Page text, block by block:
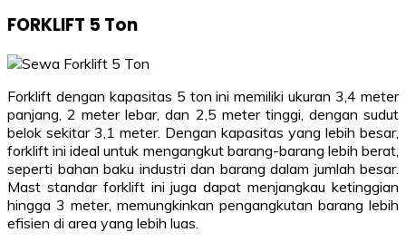
FORKLIFT 5 Ton
Forklift dengan kapasitas 5 ton ini memiliki ukuran 3,4 meter
panjang, 2 meter lebar, dan 2,5 meter tinggi, dengan sudut
belok sekitar 3,1 meter. Dengan kapasitas yang lebih besar,
forklift ini ideal untuk mengangkut barang-barang lebih berat,
seperti bahan baku industri dan barang dalam jumlah besar.
Mast standar forklift ini juga dapat menjangkau ketinggian
hingga 3 meter, memungkinkan pengangkutan barang lebih
efisien di area yang lebih luas.